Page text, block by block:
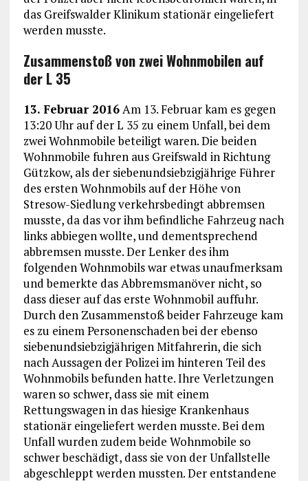
das Greifswalder Klinikum stationär eingeliefert
werden musste.
Zusammenstoß von zwei Wohnmobilen auf
der L 35
13. Februar 2016Am 13. Februar kam es gegen
13:20 Uhr auf der L 35 zu einem Unfall, bei dem
zwei Wohnmobile beteiligt waren. Die beiden
Wohnmobile fuhren aus Greifswald in Richtung
Gützkow, als der siebenundsiebzigjährige Führer
des ersten Wohnmobils auf der Höhe von
Stresow-Siedlung verkehrsbedingt abbremsen
musste, da das vor ihm befindliche Fahrzeug nach
links abbiegen wollte, und dementsprechend
abbremsen musste. Der Lenker des ihm
folgenden Wohnmobils war etwas unaufmerksam
und bemerkte das Abbremsmanöver nicht, so
dass dieser auf das erste Wohnmobil auffuhr.
Durch den Zusammenstoß beider Fahrzeuge kam
es zu einem Personenschaden bei der ebenso
siebenundsiebzigjährigen Mitfahrerin, die sich
nach Aussagen der Polizei im hinteren Teil des
Wohnmobils befunden hatte. Ihre Verletzungen
waren so schwer, dass sie mit einem
Rettungswagen in das hiesige Krankenhaus
stationär eingeliefert werden musste. Bei dem
Unfall wurden zudem beide Wohnmobile so
schwer beschädigt, dass sie von der Unfallstelle
abgeschleppt werden mussten. Der entstandene